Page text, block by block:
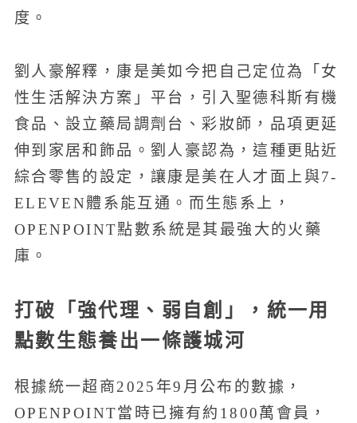
度。
劉人豪解釋，康是美如今把自己定位為「女
性生活解決方案」平台，引入聖德科斯有機
食品、設立藥局調劑台、彩妝師，品項更延
伸到家居和飾品。劉人豪認為，這種更貼近
綜合零售的設定，讓康是美在人才面上與7-
ELEVEN體系能互通。而生態系上，
OPENPOINT點數系統是其最強大的火藥
庫。
打破「強代理、弱自創」，統一用
點數生態養出一條護城河
根據統一超商2025年9月公布的數據，
OPENPOINT當時已擁有約1800萬會員，